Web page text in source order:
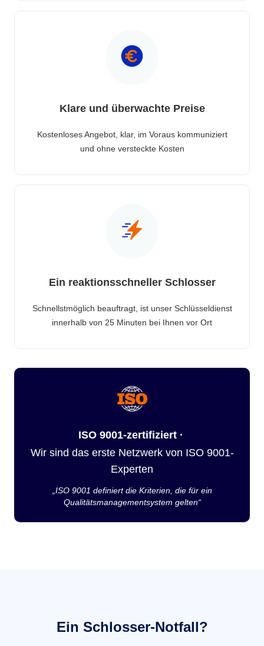
Klare und überwachte Preise
Kostenloses Angebot, klar, im Voraus kommuniziert
und ohne versteckte Kosten
Ein reaktionsschneller Schlosser
Schnellstmöglich beauftragt, ist unser Schlüsseldienst
innerhalb von 25 Minuten bei Ihnen vor Ort
ISO 9001-zertifiziert ·
Wir sind das erste Netzwerk von ISO 9001-
Experten
„ISO 9001 definiert die Kriterien, die für ein
Qualitätsmanagementsystem gelten“
Ein Schlosser-Notfall?